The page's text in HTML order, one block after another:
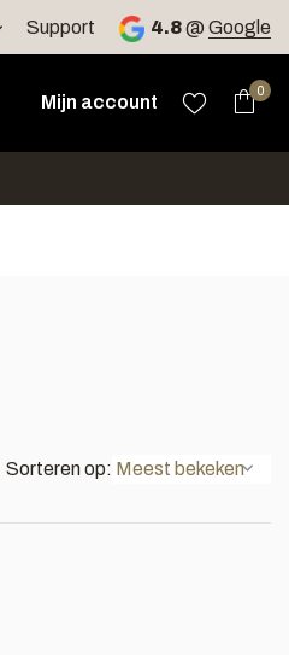
Support 4.8@ Google
te selecteren. Druk
Mijn account
0
Sorteren op: